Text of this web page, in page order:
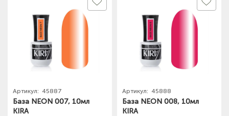
Артикул: 45887
База NEON 007, 10мл
KIRA
Артикул: 45888
База NEON 008, 10мл
KIRA